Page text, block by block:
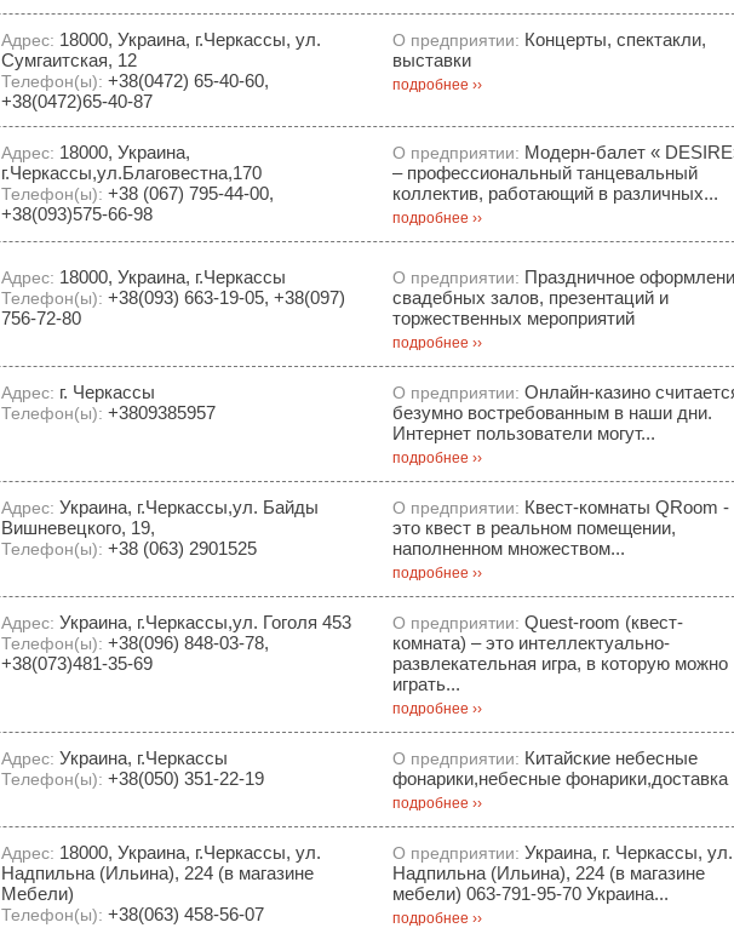
Адрес: 18000, Украина, г.Черкассы, ул.
Сумгаитская, 12
Телефон(ы): +38(0472) 65-40-60,
+38(0472)65-40-87
О предприятии: Концерты, спектакли,
выставки
подробнее ››
Адрес: 18000, Украина,
г.Черкассы,ул.Благовестна,170
Телефон(ы): +38 (067) 795-44-00,
+38(093)575-66-98
О предприятии: Модерн-балет «
– профессиональный танцевальный
коллектив, работающий в различных...
подробнее ››
Адрес: 18000, Украина, г.Черкассы
Телефон(ы): +38(093) 663-19-05, +38(097)
756-72-80
О предприятии: Праздничное
свадебных залов, презентаций и
торжественных мероприятий
подробнее ››
Адрес: г. Черкассы
Телефон(ы): +3809385957
О предприятии: Онлайн-казино
безумно востребованным в наши дни.
Интернет пользователи могут...
подробнее ››
Адрес: Украина, г.Черкассы,ул. Байды
Вишневецкого, 19,
Телефон(ы): +38 (063) 2901525
О предприятии: Квест-комнаты QRoom -
это квест в реальном помещении,
наполненном множеством...
подробнее ››
Адрес: Украина, г.Черкассы,ул. Гоголя 453
Телефон(ы): +38(096) 848-03-78,
+38(073)481-35-69
О предприятии: Quest-room (квест-
комната) – это интеллектуально-
развлекательная игра, в которую можно
играть...
подробнее ››
Адрес: Украина, г.Черкассы
Телефон(ы): +38(050) 351-22-19
О предприятии: Китайские небесные
фонарики,небесные фонарики,доставка
подробнее ››
Адрес: 18000, Украина, г.Черкассы, ул.
Надпильна (Ильина), 224 (в магазине
Мебели)
Телефон(ы): +38(063) 458-56-07
О предприятии: Украина, г. Черкассы, ул.
Надпильна (Ильина), 224 (в магазине
мебели) 063-791-95-70 Украина...
подробнее ››